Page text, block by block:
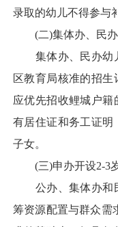
录取的幼儿不得参与
(二)集体办、民办
集体办、民办幼
区教育局核准的招生
应优先招收鲤城户
有居住证和务工证明
子女。
(三)申办开设2-3
公办、集体办和
筹资源配置与群众需